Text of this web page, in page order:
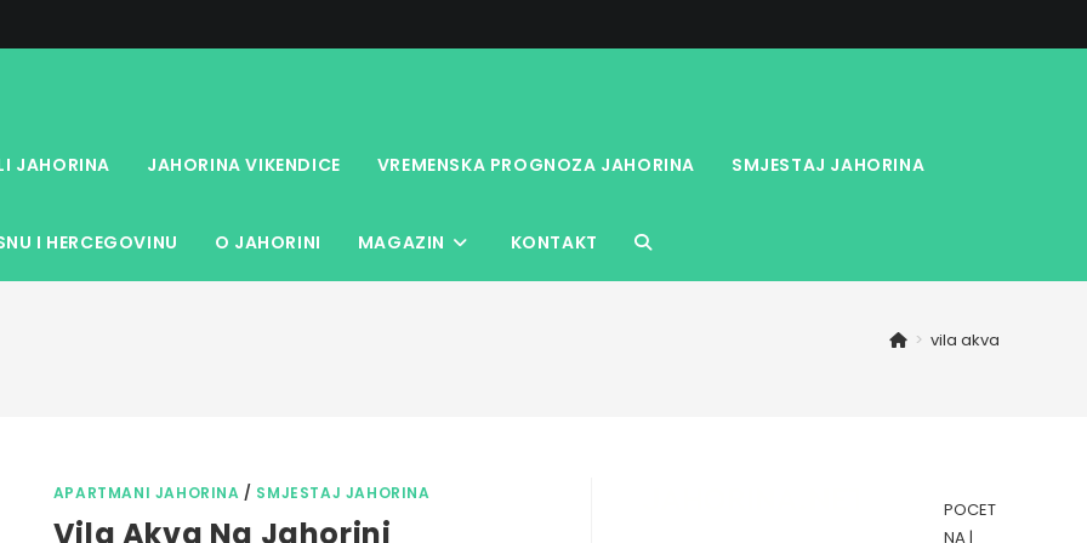
JAHORINA JAHORINA VIKENDICE VREMENSKA PROGNOZA JAHORINA SMJESTAJ JAHORINA
I HERCEGOVINU O JAHORINI MAGAZIN KONTAKT TOGGLE
> vila akva
APARTMANI JAHORINA / SMJESTAJ JAHORINA
Vila Akva Na Jahorini
POCET
NA|